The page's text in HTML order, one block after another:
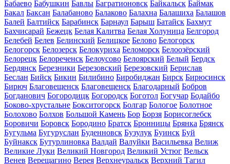
Бабаево Бабушкин Бавлы Багратионовск Байкальск Баймак
Бакал Баксан Балабаново Балаково Балахна Балашиха Балашов
Балей Балтийск Барабинск Барнаул Барыш Батайск Бахмут
Бахчисарай Бежецк Белая Калитва Белая Холуница Белгород
Белебей Белев Белинский Белицкое Белово Белогорск
Белогорск Белозерск Белокуриха Беломорск Белоозёрский
Белорецк Белореченск Белоусово Белоярский Белый Бердск
Бердянск Березники Березовский Березовский Берислав
Беслан Бийск Бикин Билибино Биробиджан Бирск Бирюсинск
Бирюч Благовещенск Благовещенск Благодарный Бобров
Богданович Богородицк Богородск Боготол Богучар Бодайбо
Боково-хрустальне Бокситогорск Болгар Бологое Болотное
Болохово Болхов Большой Камень Бор Борзя Борисоглебск
Боровичи Боровск Бородино Братск Бронницы Брянка Брянск
Бугульма Бугуруслан Буденновск Бузулук Буинск Буй
Буйнакск Бутурлиновка Валдай Валуйки Васильевка Велиж
Великие Луки Великий Новгород Великий Устюг Вельск
Венев Верещагино Верея Верхнеуральск Верхний Тагил